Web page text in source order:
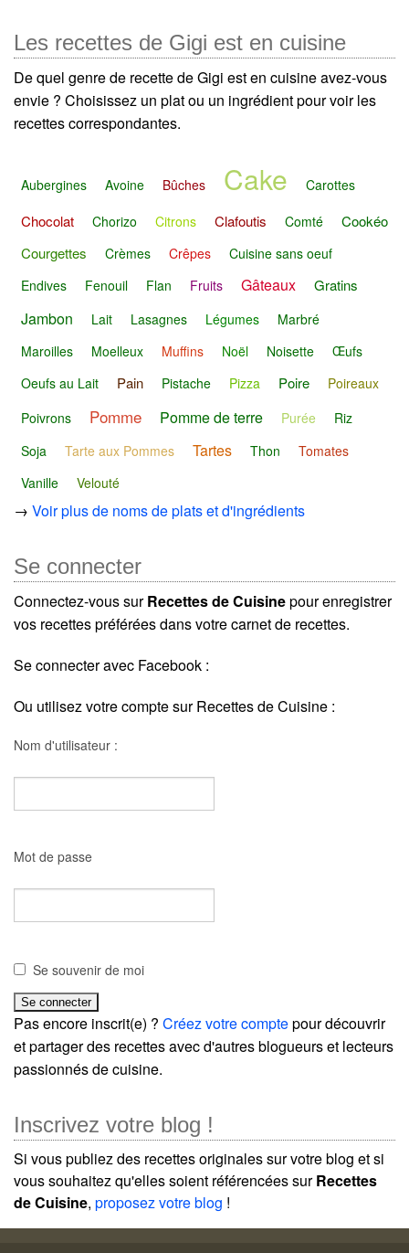
Les recettes de Gigi est en cuisine
De quel genre de recette de Gigi est en cuisine avez-vous
envie ? Choisissez un plat ou un ingrédient pour voir les
recettes correspondantes.
Aubergines Avoine Bûches Cake Carottes
Chocolat Chorizo Citrons Clafoutis Comté
Cookéo
Courgettes
Crèmes Crêpes
Cuisine sans oeuf
Endives
Fenouil Flan Fruits Gâteaux Gratins
Jambon Lait Lasagnes Légumes
Marbré
Maroilles
Moelleux Muffins Noël Noisette
Œufs
Oeufs au Lait
Pain Pistache Pizza Poire
Poireaux
Poivrons
Pomme Pomme de terre Purée
Riz
Soja
Tarte aux Pommes Tartes Thon
Tomates
Vanille
Velouté
→ Voir plus de noms de plats et d'ingrédients
Se connecter
Connectez-vous surRecettes de Cuisinepour enregistrer
vos recettes préférées dans votre carnet de recettes.
Se connecter avec Facebook :
Ou utilisez votre compte sur Recettes de Cuisine :
Nom d'utilisateur :
Mot de passe
Se souvenir de moi
Pas encore inscrit(e) ? Créez votre comptepour découvrir
et partager des recettes avec d'autres blogueurs et lecteurs
passionnés de cuisine.
Inscrivez votre blog !
Si vous publiez des recettes originales sur votre blog et si
vous souhaitez qu'elles soient référencées surRecettes
de Cuisine, proposez votre blog !